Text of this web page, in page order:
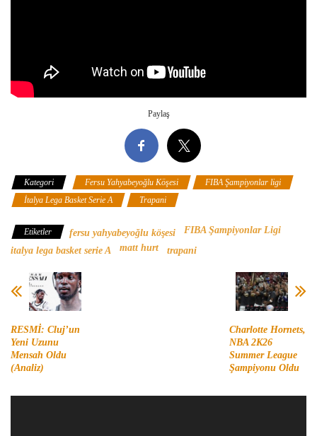
Paylaş
Kategori Fersu Yahyabeyoğlu Köşesi
FIBA Şampiyonlar ligi
İtalya Lega Basket Serie A
Trapani
Etiketler fersu yahyabeyoğlu köşesi
FIBA Şampiyonlar Ligi
italya lega basket serie A
matt hurt trapani
RESMİ: Cluj’un
Yeni Uzunu
Mensah Oldu
(Analiz)
Charlotte Hornets,
NBA 2K26
Summer League
Şampiyonu Oldu